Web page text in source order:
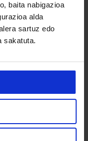
baita nabigazioa
alda
sartuz edo
sakatuta.